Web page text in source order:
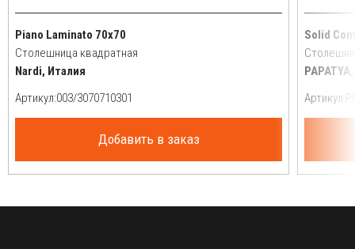
Piano Laminato 70x70
Столешница квадратная
Nardi, Италия
Артикул:
Добавить в заказ
Solid
Артикул: